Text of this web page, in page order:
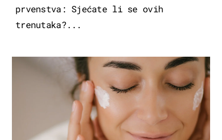
prvenstva: Sjećate li se ovih
trenutaka?...
MODA & LJEPOTA